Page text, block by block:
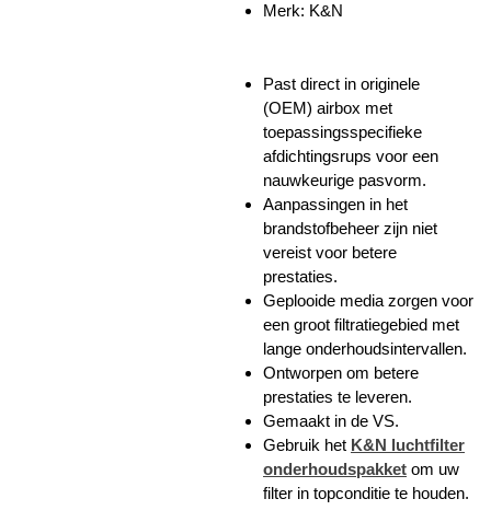
Merk: K&N
Past direct in originele
(OEM) airbox met
toepassingsspecifieke
afdichtingsrups voor een
nauwkeurige pasvorm.
Aanpassingen in het
brandstofbeheer zijn niet
vereist voor betere
prestaties.
Geplooide media zorgen voor
een groot filtratiegebied met
lange onderhoudsintervallen.
Ontworpen om betere
prestaties te leveren.
Gemaakt in de VS.
Gebruik het K&N luchtfilter
onderhoudspakket om uw
filter in topconditie te houden.